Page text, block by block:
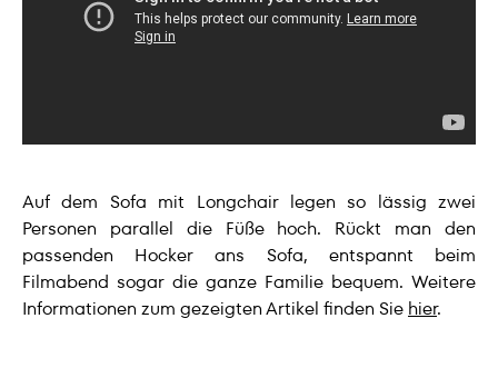
Auf dem Sofa mit Longchair legen so lässig zwei
Personen parallel die Füße hoch. Rückt man den
passenden Hocker ans Sofa, entspannt beim
Filmabend sogar die ganze Familie bequem. Weitere
Informationen zum gezeigten Artikel finden Sie hier.